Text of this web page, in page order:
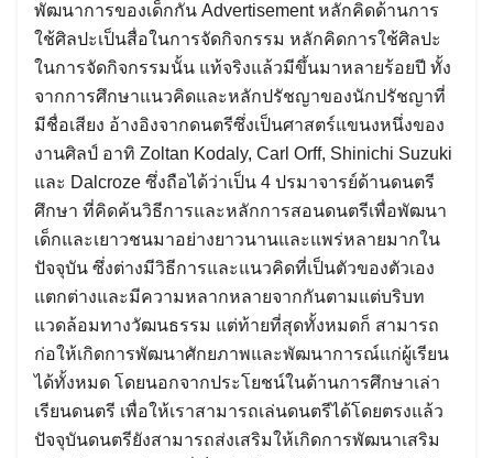
พัฒนาการของเด็กกัน Advertisement หลักคิดด้านการ
ใช้ศิลปะเป็นสื่อในการจัดกิจกรรม หลักคิดการใช้ศิลปะ
ในการจัดกิจกรรมนั้น แท้จริงแล้วมีขึ้นมาหลายร้อยปี ทั้ง
จากการศึกษาแนวคิดและหลักปรัชญาของนักปรัชญาที่
มีชื่อเสียง อ้างอิงจากดนตรีซึ่งเป็นศาสตร์แขนงหนึ่งของ
งานศิลป์ อาทิ Zoltan Kodaly, Carl Orff, Shinichi Suzuki
และ Dalcroze ซึ่งถือได้ว่าเป็น 4 ปรมาจารย์ด้านดนตรี
ศึกษา ที่คิดค้นวิธีการและหลักการสอนดนตรีเพื่อพัฒนา
เด็กและเยาวชนมาอย่างยาวนานและแพร่หลายมากใน
ปัจจุบัน ซึ่งต่างมีวิธีการและแนวคิดที่เป็นตัวของตัวเอง
แตกต่างและมีความหลากหลายจากกันตามแต่บริบท
แวดล้อมทางวัฒนธรรม แต่ท้ายที่สุดทั้งหมดก็ สามารถ
ก่อให้เกิดการพัฒนาศักยภาพและพัฒนาการณ์แก่ผู้เรียน
ได้ทั้งหมด โดยนอกจากประโยชน์ในด้านการศึกษาเล่า
เรียนดนตรี เพื่อให้เราสามารถเล่นดนตรีได้โดยตรงแล้ว
ปัจจุบันดนตรียังสามารถส่งเสริมให้เกิดการพัฒนาเสริม